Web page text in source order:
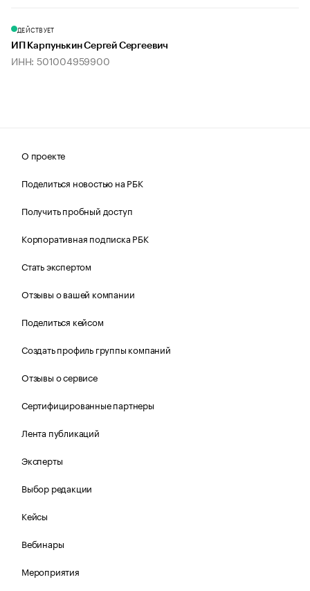
ДЕЙСТВУЕТ
ИП Карпунькин Сергей Сергеевич
ИНН: 501004959900
О проекте
Поделиться новостью на РБК
Получить пробный доступ
Корпоративная подписка РБК
Стать экспертом
Отзывы о вашей компании
Поделиться кейсом
Создать профиль группы компаний
Отзывы о сервисе
Сертифицированные партнеры
Лента публикаций
Эксперты
Выбор редакции
Кейсы
Вебинары
Мероприятия